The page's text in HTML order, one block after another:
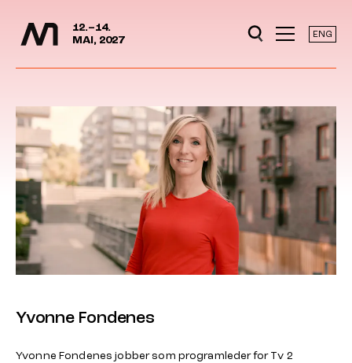
Hopp til hovedinnhold
12.–14.
MAI, 2027
ENG
Yvonne Fondenes
Yvonne Fondenes jobber som programleder for Tv 2